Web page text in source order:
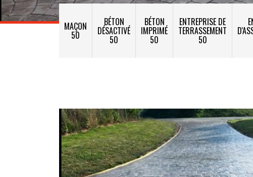
MAÇON
50
BÉTON
DÉSACTIVÉ
50
BÉTON
IMPRIMÉ
50
ENTREPRISE DE
TERRASSEMENT
50